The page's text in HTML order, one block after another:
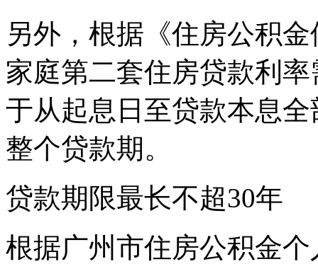
另外，根据《住房公积
家庭第二套住房贷款利
于从起息日至贷款本息
整个贷款期。
贷款期限最长不超30年
根据广州市住房公积金